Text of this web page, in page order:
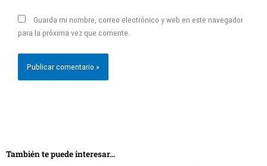
Guarda mi nombre, correo electrónico y web en este navegador
para la próxima vez que comente.
También te puede interesar...